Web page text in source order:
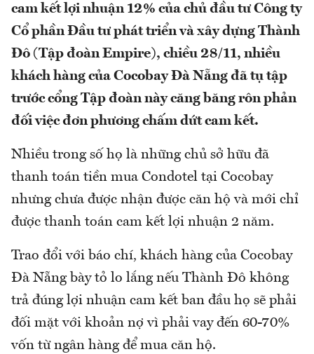
cam kết lợi nhuận 12% của chủ đầu tư Công ty
Cổ phần Đầu tư phát triển và xây dựng Thành
Đô (Tập đoàn Empire), chiều 28/11, nhiều
khách hàng của Cocobay Đà Nẵng đã tụ tập
trước cổng Tập đoàn này căng băng rôn phản
đối việc đơn phương chấm dứt cam kết.
Nhiều trong số họ là những chủ sở hữu đã
thanh toán tiền mua Condotel tại Cocobay
nhưng chưa được nhận được căn hộ và mới chỉ
được thanh toán cam kết lợi nhuận 2 năm.
Trao đổi với báo chí, khách hàng của Cocobay
Đà Nẵng bày tỏ lo lắng nếu Thành Đô không
trả đúng lợi nhuận cam kết ban đầu họ sẽ phải
đối mặt với khoản nợ vì phải vay đến 60-70%
vốn từ ngân hàng để mua căn hộ.